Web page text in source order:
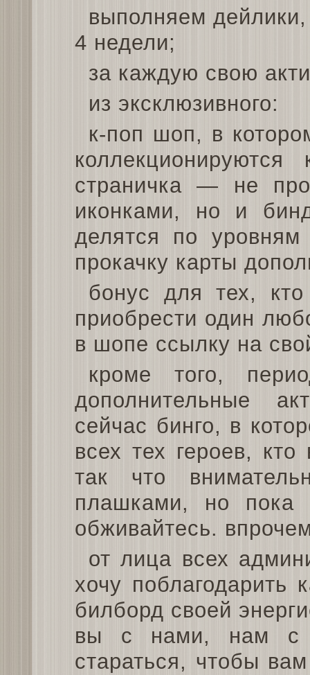
выполняем
4 недели;
за каждую свою
из эксклюзивного:
к-поп шоп, в
страничка — не
иконками, но и
делятся по
прокачку карты
бонус для тех,
приобрести один
в шопе ссылку на
кроме того,
дополнительные
сейчас бинго, в
всех тех героев,
так что
плашками, но пока
обживайтесь.
от лица всех
хочу поблагодарить
билборд своей
вы с нами, нам с
стараться, чтобы